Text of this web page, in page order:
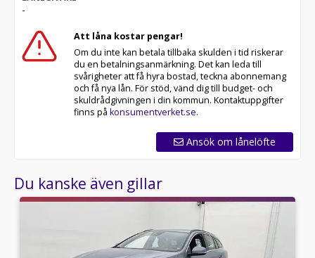
Skydda din bil med vårt trygghetspaket. Välj mellan 12-
60 månaders garanti och komplettera med extra
hjuluppsättningar till bra priser. Gör ditt bilköp tryggt
och enkelt hos oss.
Med korta lagertider försvinner våra bilar snabbt! Ring
oss idag för att reservera din bil: 013-480 22 00 . Vi
erbjuder även skräddarsydd finansiering och 14 dagars
Se hur vi genomför våra tester här:
Telefontider:
-
Att låna kostar pengar!
Om du inte kan betala tillbaka skulden i tid riskerar
du en betalningsanmärkning. Det kan leda till
svårigheter att få hyra bostad, teckna abonnemang
och få nya lån. För stöd, vänd dig till budget- och
skuldrådgivningen i din kommun. Kontaktuppgifter
finns på konsumentverket.se.
Ansök om lånelöfte
Du kanske även gillar